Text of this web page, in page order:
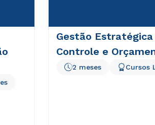
Gestão Estratégica
Controle e
2 meses Cursos